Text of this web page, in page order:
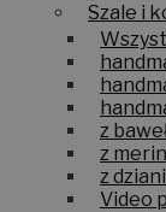
Szale i
z
z
z
Video